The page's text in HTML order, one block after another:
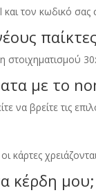
και τον κωδικό
στοιχηματισμού
με το
να βρείτε τις
κάρτες χρειάζονται
κέρδη μου;